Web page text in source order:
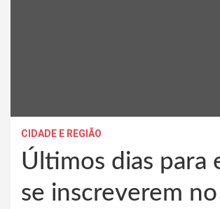
CIDADE E REGIÃO
Últimos dias para
se inscreverem no